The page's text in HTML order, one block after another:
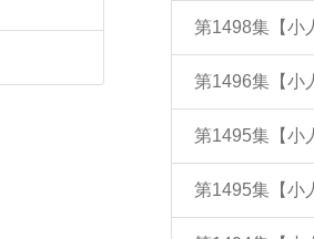
第1498集【小
第1496集【小
第1495集【小
第1495集【小